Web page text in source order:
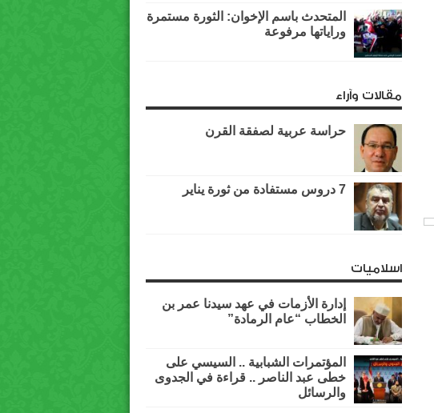
المتحدث باسم الإخوان: الثورة مستمرة
وراياتها مرفوعة
مقالات وآراء
حراسة عربية لصفقة القرن
7 دروس مستفادة من ثورة يناير
اسلاميات
إدارة الأزمات في عهد سيدنا عمر بن
الخطاب “عام الرمادة”
المؤتمرات الشبابية .. السيسي على
خطى عبد الناصر .. قراءة في الجدوى
والرسائل